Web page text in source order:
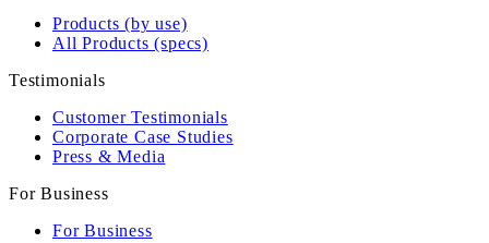
Products (by use)
All Products (specs)
Testimonials
Customer Testimonials
Corporate Case Studies
Press & Media
For Business
For Business